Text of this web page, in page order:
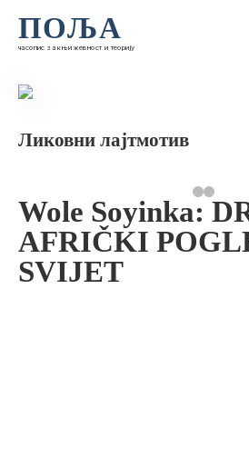
ПОЉА
часопис за књижевност и теорију
Ликовни лајтмотив
Wole Soyinka:
AFRIČKI
SVIJET